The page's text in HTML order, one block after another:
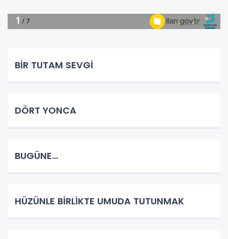
BİR TUTAM SEVGİ
DÖRT YONCA
BUGÜNE...
HÜZÜNLE BİRLİKTE UMUDA TUTUNMAK